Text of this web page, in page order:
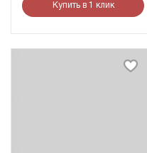
Купить в 1 клик